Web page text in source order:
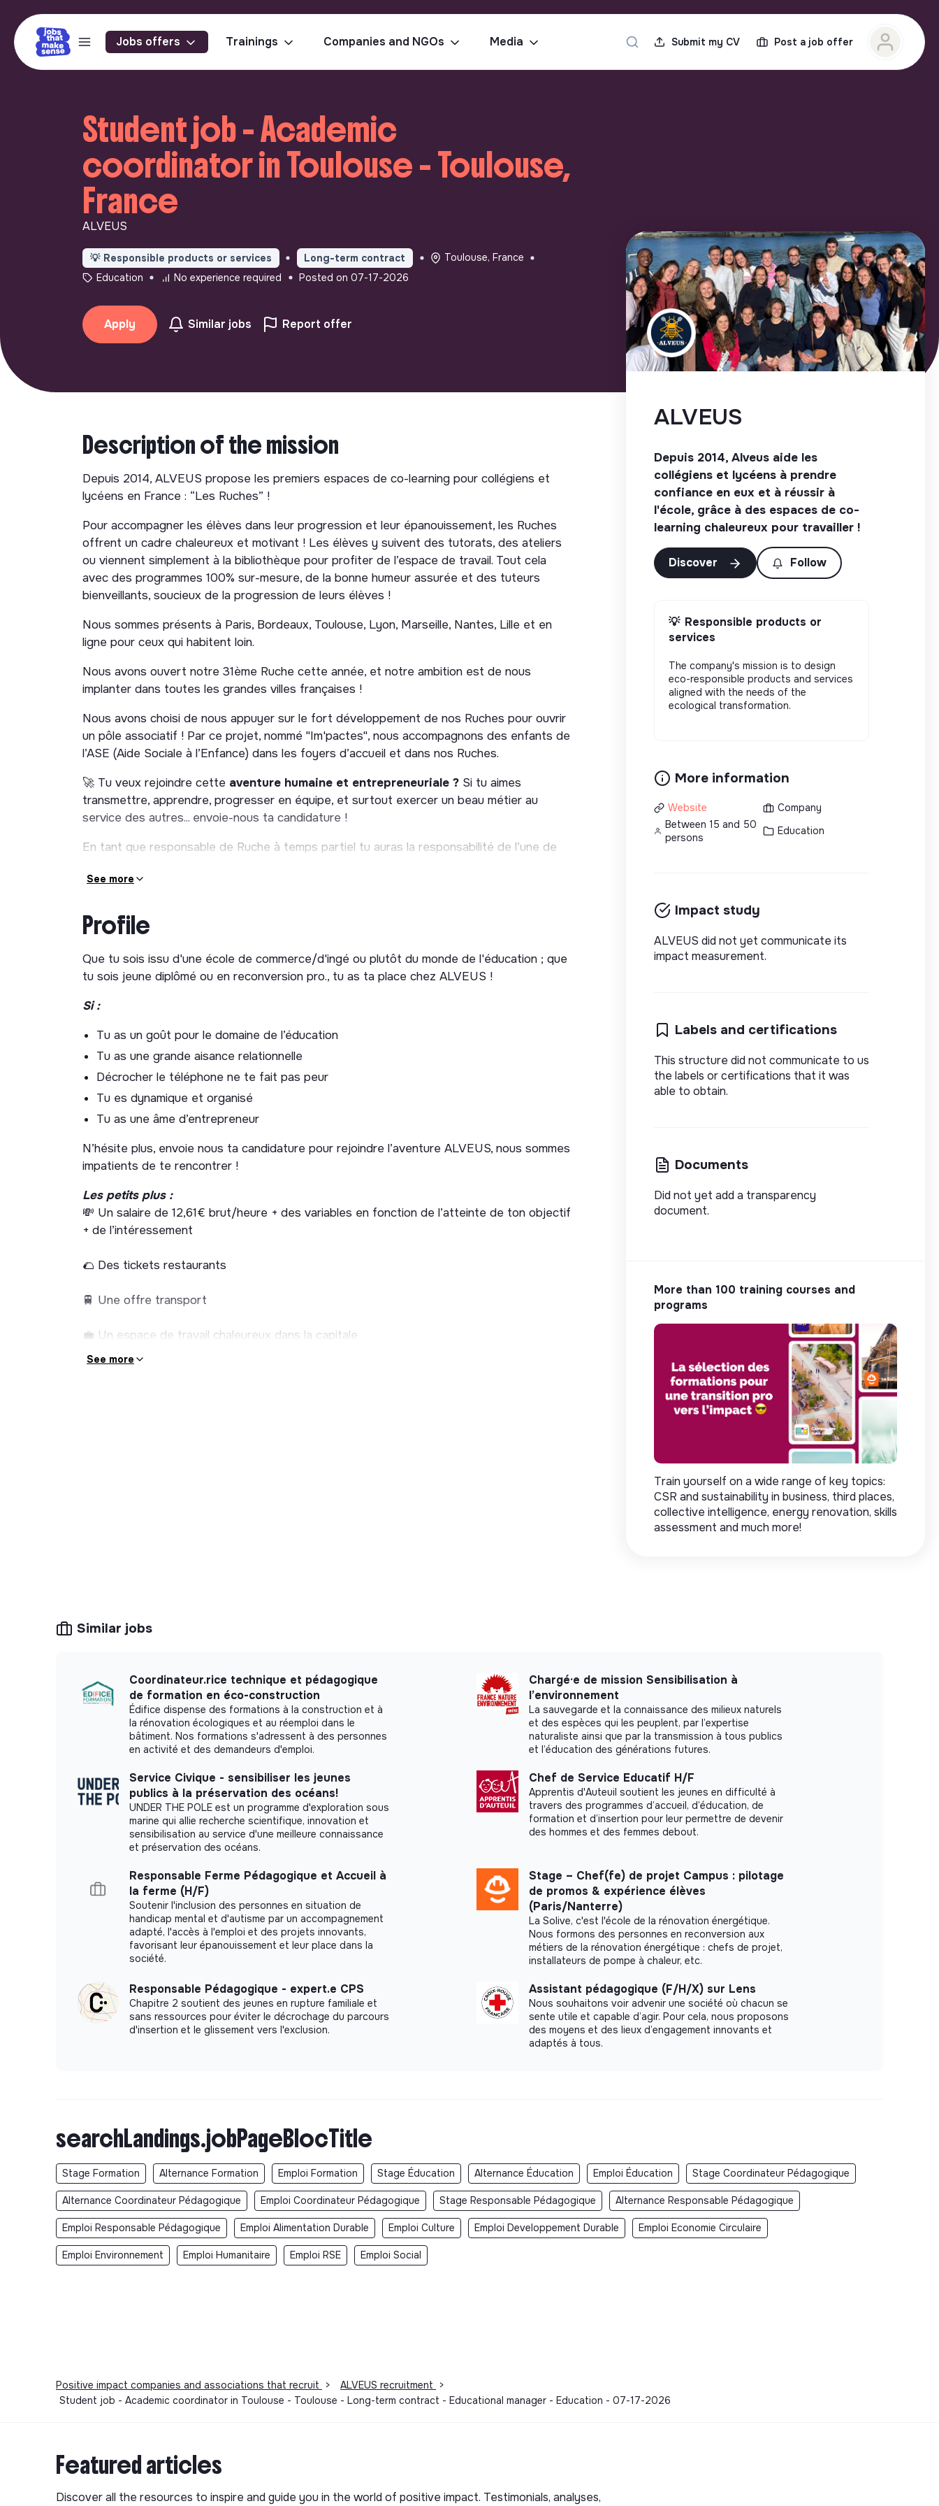
Jobs offers Trainings Companies and NGOs Media Submit my CV Post a job offer
Student job - Academic
coordinator in Toulouse - Toulouse,
France
ALVEUS
💡 Responsible products or services Long-term contract
Toulouse, France
Education
No experience required Posted on 07-17-2026
Apply Similar jobs Report offer
Description of the mission
Depuis 2014, ALVEUS propose les premiers espaces de co-learning pour collégiens et
lycéens en France : “Les Ruches” !
Pour accompagner les élèves dans leur progression et leur épanouissement, les Ruches
offrent un cadre chaleureux et motivant ! Les élèves y suivent des tutorats, des ateliers
ou viennent simplement à la bibliothèque pour profiter de l’espace de travail. Tout cela
avec des programmes 100% sur-mesure, de la bonne humeur assurée et des tuteurs
bienveillants, soucieux de la progression de leurs élèves !
Nous sommes présents à Paris, Bordeaux, Toulouse, Lyon, Marseille, Nantes, Lille et en
ligne pour ceux qui habitent loin.
Nous avons ouvert notre 31ème Ruche cette année, et notre ambition est de nous
implanter dans toutes les grandes villes françaises !
Nous avons choisi de nous appuyer sur le fort développement de nos Ruches pour ouvrir
un pôle associatif ! Par ce projet, nommé "Im'pactes", nous accompagnons des enfants de
l’ASE (Aide Sociale à l’Enfance) dans les foyers d’accueil et dans nos Ruches.
🚀 Tu veux rejoindre cette aventure humaine et entrepreneuriale ? Si tu aimes
transmettre, apprendre, progresser en équipe, et surtout exercer un beau métier au
service des autres... envoie-nous ta candidature !
En tant que responsable de Ruche à temps partiel tu auras la responsabilité de l’une de
matinées en semaine selon tes disponibilités
Tu assureras :
La croissance du chiffre d’affaires et la gestion de la relation commerciale
La coordination et l'accompagnement de nos tuteurs prestataires
See more
Profile
Que tu sois issu d'une école de commerce/d'ingé ou plutôt du monde de l'éducation ; que
tu sois jeune diplômé ou en reconversion pro., tu as ta place chez ALVEUS !
Si :
Tu as un goût pour le domaine de l’éducation
Tu as une grande aisance relationnelle
Décrocher le téléphone ne te fait pas peur
Tu es dynamique et organisé
Tu as une âme d’entrepreneur
N’hésite plus, envoie nous ta candidature pour rejoindre l’aventure ALVEUS, nous sommes
impatients de te rencontrer !
Les petits plus :
💸 Un salaire de 12,61€ brut/heure + des variables en fonction de l’atteinte de ton objectif
+ de l’intéressement
🌮 Des tickets restaurants
🚆 Une offre transport
💼 Un espace de travail chaleureux dans la capitale
See more
ALVEUS
Depuis 2014, Alveus aide les
collégiens et lycéens à prendre
confiance en eux et à réussir à
l'école, grâce à des espaces de co-
learning chaleureux pour travailler !
Discover Follow
💡 Responsible products or
services
The company's mission is to design
eco-responsible products and services
aligned with the needs of the
ecological transformation.
More information
Website
Company
Between 15 and 50
persons
Education
Impact study
ALVEUS did not yet communicate its
impact measurement.
Labels and certifications
This structure did not communicate to us
the labels or certifications that it was
able to obtain.
Documents
Did not yet add a transparency
document.
More than 100 training courses and
programs
Train yourself on a wide range of key topics:
CSR and sustainability in business, third places,
collective intelligence, energy renovation, skills
assessment and much more!
Similar jobs
Coordinateur.rice technique et pédagogique
de formation en éco-construction
Édifice dispense des formations à la construction et à
la rénovation écologiques et au réemploi dans le
bâtiment. Nos formations s'adressent à des personnes
en activité et des demandeurs d'emploi.
Chargé·e de mission Sensibilisation à
l’environnement
La sauvegarde et la connaissance des milieux naturels
et des espèces qui les peuplent, par l’expertise
naturaliste ainsi que par la transmission à tous publics
et l’éducation des générations futures.
Service Civique - sensibiliser les jeunes
publics à la préservation des océans!
UNDER THE POLE est un programme d'exploration sous
marine qui allie recherche scientifique, innovation et
sensibilisation au service d'une meilleure connaissance
et préservation des océans.
Chef de Service Educatif H/F
Apprentis d'Auteuil soutient les jeunes en difficulté à
travers des programmes d’accueil, d’éducation, de
formation et d’insertion pour leur permettre de devenir
des hommes et des femmes debout.
Responsable Ferme Pédagogique et Accueil à
la ferme (H/F)
Soutenir l'inclusion des personnes en situation de
handicap mental et d'autisme par un accompagnement
adapté, l'accès à l'emploi et des projets innovants,
favorisant leur épanouissement et leur place dans la
société.
Stage – Chef(fe) de projet Campus : pilotage
de promos & expérience élèves
(Paris/Nanterre)
La Solive, c'est l'école de la rénovation énergétique.
Nous formons des personnes en reconversion aux
métiers de la rénovation énergétique : chefs de projet,
installateurs de pompe à chaleur, etc.
Responsable Pédagogique - expert.e CPS
Chapitre 2 soutient des jeunes en rupture familiale et
sans ressources pour éviter le décrochage du parcours
d'insertion et le glissement vers l'exclusion.
Assistant pédagogique (F/H/X) sur Lens
Nous souhaitons voir advenir une société où chacun se
sente utile et capable d’agir. Pour cela, nous proposons
des moyens et des lieux d’engagement innovants et
adaptés à tous.
searchLandings.jobPageBlocTitle
Stage Formation Alternance Formation Emploi Formation Stage Éducation Alternance Éducation Emploi Éducation Stage Coordinateur Pédagogique
Alternance Coordinateur Pédagogique Emploi Coordinateur Pédagogique Stage Responsable Pédagogique Alternance Responsable Pédagogique
Emploi Responsable Pédagogique Emploi Alimentation Durable Emploi Culture Emploi Developpement Durable Emploi Economie Circulaire
Emploi Environnement Emploi Humanitaire Emploi RSE Emploi Social
Positive impact companies and associations that recruit > ALVEUS recruitment
>
Student job - Academic coordinator in Toulouse - Toulouse - Long-term contract - Educational manager - Education - 07-17-2026
Featured articles
Discover all the resources to inspire and guide you in the world of positive impact. Testimonials, analyses,